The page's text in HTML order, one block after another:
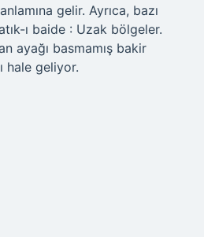
gelir. Ayrıca, bazı
ı baide : Uzak bölgeler.
ayağı basmamış bakir
hale geliyor.